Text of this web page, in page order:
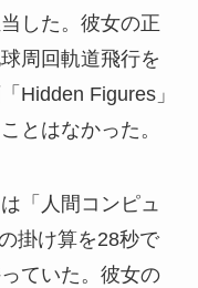
した。彼女の正
周回軌道飛行を
Hidden Figures」
とはなかった。
「人間コンピュ
掛け算を28秒で
ていた。彼女の